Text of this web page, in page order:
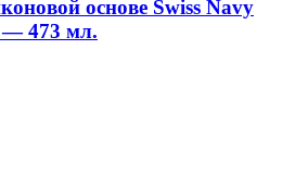
основе Swiss Navy
— 473 мл.